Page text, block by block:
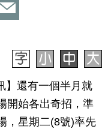
】還有一個半月就
開始各出奇招，準
，星期二(8號)率先